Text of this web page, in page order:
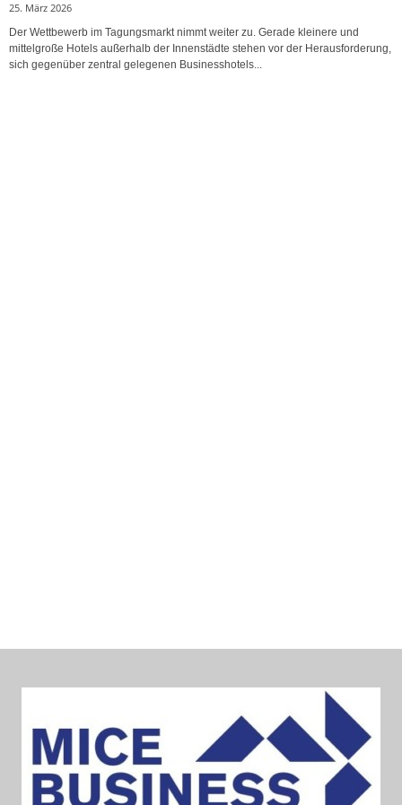
25. März 2026
Der Wettbewerb im Tagungsmarkt nimmt weiter zu. Gerade kleinere und
mittelgroße Hotels außerhalb der Innenstädte stehen vor der Herausforderung,
sich gegenüber zentral gelegenen Businesshotels...